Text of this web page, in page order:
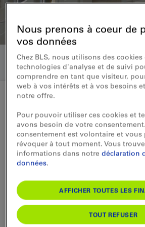
Ad-hoc-Mitteilung gemäss Art. 53 KR 15.05.2024
Valérie Schelker
Pfund in den
gewählt
Die Generalversammlung
gestern einen Wechsel im
Nous prenons à coeur de
vos données
Chez BLS, nous utilisons des
technologies d'analyse et de suivi
comprendre en tant que visiteur,
web à vos intérêts et à vos besoins
notre offre.
Pour pouvoir utiliser ces cookies et
avons besoin de votre
consentement est volontaire et vous
révoquer à tout moment. Vous
informations dans notredéclaration
données.
AFFICHER TOUTES LES
TOUT REFUSER